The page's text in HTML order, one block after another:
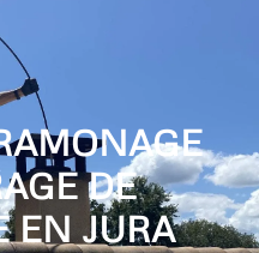
DE
EN JURA